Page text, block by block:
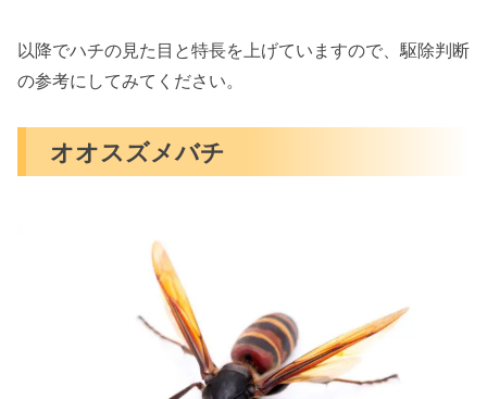
以降でハチの見た目と特長を上げていますので、駆除判断
の参考にしてみてください。
オオスズメバチ